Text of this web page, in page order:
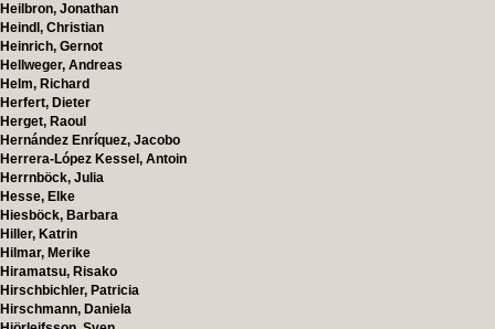
Heilbron, Jonathan
Heindl, Christian
Heinrich, Gernot
Hellweger, Andreas
Helm, Richard
Herfert, Dieter
Herget, Raoul
Hernández Enríquez, Jacobo
Herrera-López Kessel, Antoin
Herrnböck, Julia
Hesse, Elke
Hiesböck, Barbara
Hiller, Katrin
Hilmar, Merike
Hiramatsu, Risako
Hirschbichler, Patricia
Hirschmann, Daniela